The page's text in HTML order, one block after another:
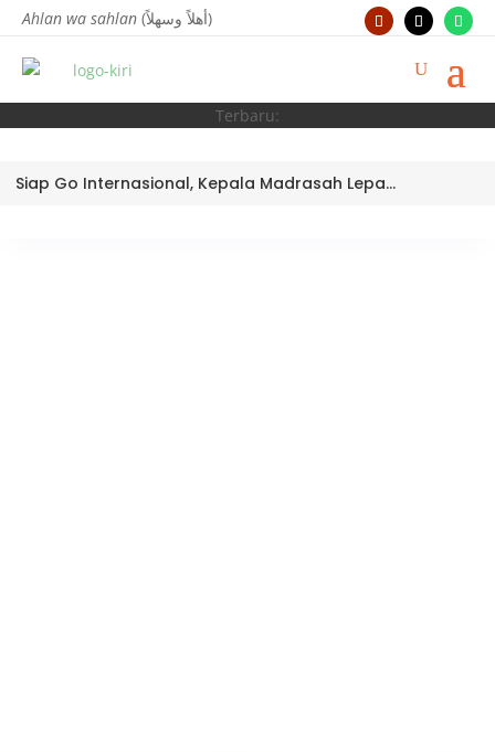
Ahlan wa sahlan (أهلاً وسهلاً)
Terbaru:
Siap Go Internasional, Kepala Madrasah Lepas Tim Robotik MTsN 3 Kota Padang Ikuti World Robotic Center Competition 2026 di Malaysia